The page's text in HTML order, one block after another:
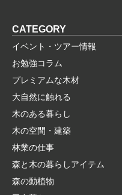
CATEGORY
イベント・ツアー情報
お勉強コラム
プレミアムな木材
大自然に触れる
木のある暮らし
木の空間・建築
林業の仕事
森と木の暮らしアイテム
森の動植物